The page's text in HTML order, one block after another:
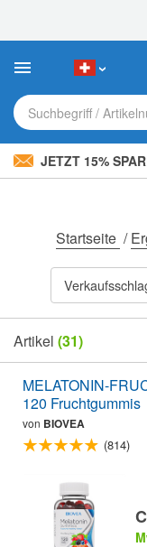
Sie:
Website
ein Suchbegriff /
JETZT 15%
Startseite /
Artikel (31)
MELATONIN-
120 Fruchtgummis
von BIOVEA
(814)